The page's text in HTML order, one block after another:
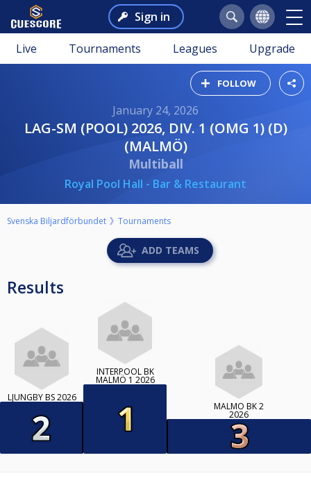
Sign in
Live Tournaments Leagues Upgrade
FOLLOW
January 24, 2026
LAG-SM (POOL) 2026, DIV. 1 (OMG 1) (D)
(MALMÖ)
Multiball
Royal Pool Hall - Bar & Restaurant
Svenska Biljardförbundet Tournaments
ADD TEAMS
Results
LJUNGBY BS 2026
INTERPOOL BK
MALMÖ 1 2026
MALMÖ BK 2
2026